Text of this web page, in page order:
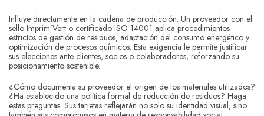
Influye directamente en la cadena de producción. Un proveedor con el
sello Imprim’Vert o certificado ISO 14001 aplica procedimientos
estrictos de gestión de residuos, adaptación del consumo energético y
optimización de procesos químicos. Esta exigencia le permite justificar
sus elecciones ante clientes, socios o colaboradores, reforzando su
posicionamiento sostenible.
¿Cómo documenta su proveedor el origen de los materiales utilizados?
¿Ha establecido una política formal de reducción de residuos? Haga
estas preguntas. Sus tarjetas reflejarán no solo su identidad visual, sino